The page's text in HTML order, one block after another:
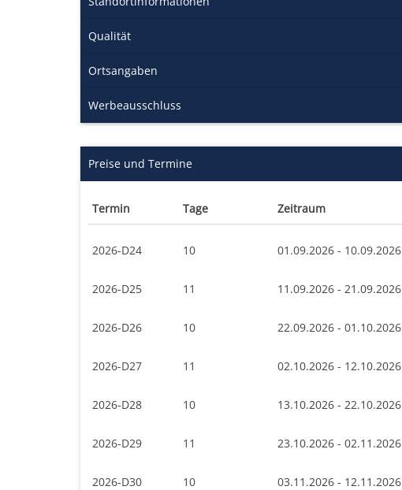
Qualität
Ortsangaben
Werbeausschluss
Preise und Termine
Termin Tage Zeitraum
2026-D24 10 01.09.2026 - 10.09.2026
2026-D25 11 11.09.2026 - 21.09.2026
2026-D26 10 22.09.2026 - 01.10.2026
2026-D27 11 02.10.2026 - 12.10.2026
2026-D28 10 13.10.2026 - 22.10.2026
2026-D29 11 23.10.2026 - 02.11.2026
2026-D30 10 03.11.2026 - 12.11.2026